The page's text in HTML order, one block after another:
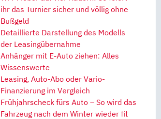
ihr das Turnier sicher und völlig ohne
Bußgeld
Detaillierte Darstellung des Modells
der Leasingübernahme
Anhänger mit E-Auto ziehen: Alles
Wissenswerte
Leasing, Auto-Abo oder Vario-
Finanzierung im Vergleich
Frühjahrscheck fürs Auto – So wird das
Fahrzeug nach dem Winter wieder fit